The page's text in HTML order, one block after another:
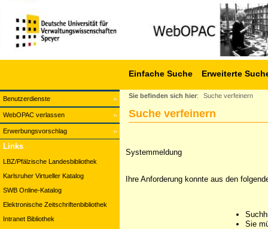
Benutzerdienste
WebOPAC verlassen
Erwerbungsvorschlag
Einfache Suche Erweiterte
Links
LBZ/Pfälzische Landesbibliothek
Karlsruher Virtueller Katalog
SWB Online-Katalog
Elektronische Zeitschriftenbibliothek
Intranet Bibliothek
Sie befinden sich hier: Suche verfeinern
Suche verfeinern
Systemmeldung
Ihre Anforderung konnte aus den
Sie